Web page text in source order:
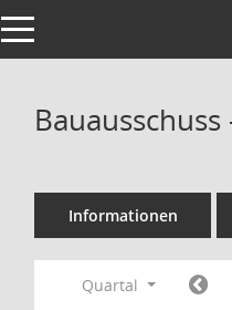
Toggle navigation
Informationen
Quartal